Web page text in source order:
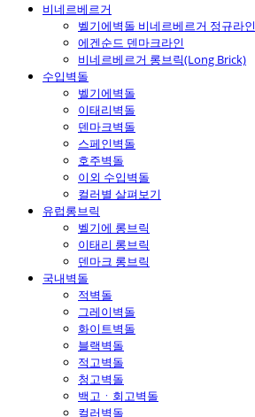
비네르베르거
벨기에벽돌 비네르베르거 정규라인
에겐순드 덴마크라인
비네르베르거 롱브릭(Long Brick)
수입벽돌
벨기에벽돌
이태리벽돌
덴마크벽돌
스페인벽돌
호주벽돌
이외 수입벽돌
컬러별 살펴보기
유럽롱브릭
벨기에 롱브릭
이태리 롱브릭
덴마크 롱브릭
국내벽돌
적벽돌
그레이벽돌
화이트벽돌
블랙벽돌
적고벽돌
청고벽돌
백고ㆍ회고벽돌
컬러벽돌